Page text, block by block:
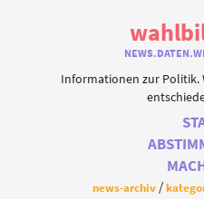
Informationen zur Politik.
news-archiv